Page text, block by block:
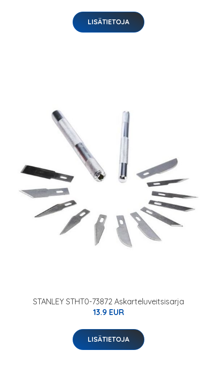
LISÄTIETOJA
STANLEY STHT0-73872 Askarteluveitsisarja
13.9 EUR
LISÄTIETOJA